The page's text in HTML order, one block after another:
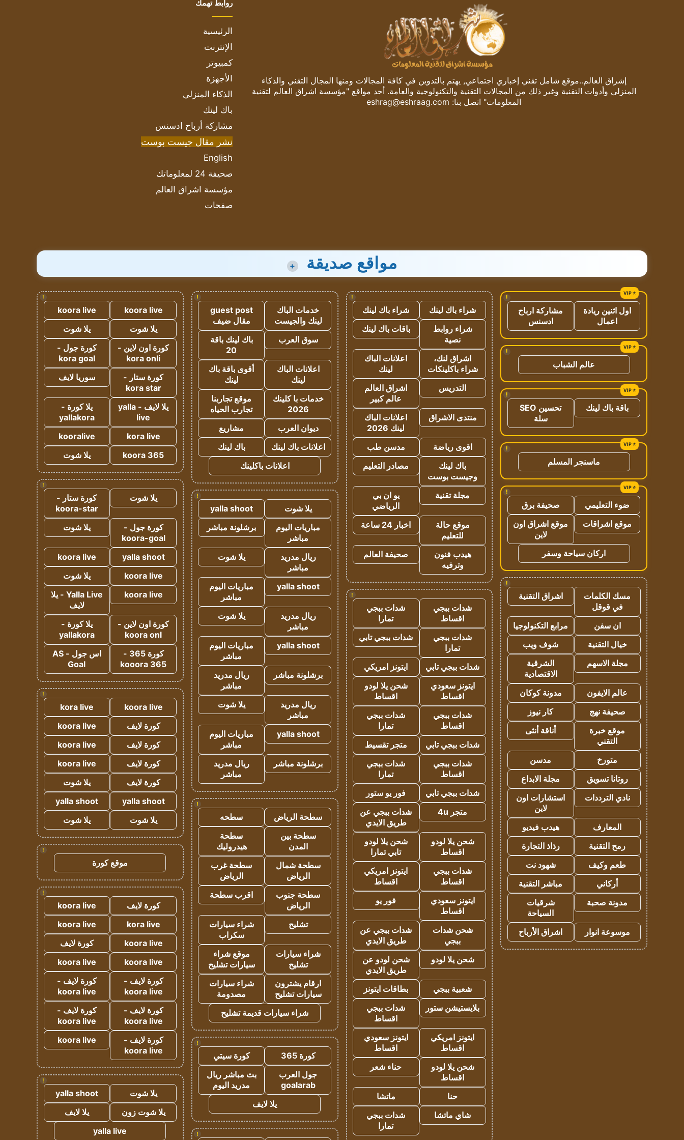
إشراق العالم..موقع شامل تقني إخباري اجتماعي, يهتم بالتدوين في كافة المجالات ومنها المجال التقني والذكاء
المنزلي وأدوات التقنية وغير ذلك من المجالات التقنية والتكنولوجية والعامة. أحد مواقع "مؤسسة اشراق العالم لتقنية
المعلومات" اتصل بنا: eshrag@eshraag.com
روابط تهمك
الرئيسية
الإنترنت
كمبيوتر
الأجهزة
الذكاء المنزلي
باك لينك
مشاركة أرباح ادسنس
نشر مقال جيست بوست
English
صحيفة 24 لمعلوماتك
مؤسسة اشراق العالم
صفحات
مواقع صديقة +
!
اول اثنين ريادة
اعمال
مشاركة ارباح
ادسنس
!
عالم الشباب
!
باقة باك لينك
تحسين SEO
سلة
!
ماسنجر المسلم
!
ضوء التعليمي
صحيفة برق
موقع اشراقات
موقع اشراق اون
لاين
اركان سياحة وسفر
!
مسك الكلمات
في قوقل
اشراق التقنية
ان سفن
مرابع التكنولوجيا
خيال التقنية
شوف ويب
مجلة الاسهم
الشرقية
الاقتصادية
عالم الايفون
مدونة كوكان
صحيفة نهج
كار نيوز
موقع خبرة
التقني
أناقة أنثى
متورخ
مدسن
روتانا تسويق
مجلة الابداع
نادي الترددات
استشارات اون
لاين
المعارف
هيدب فيديو
رمح التقنية
رذاذ التجارة
طعم وكيف
شهود نت
أركاني
مباشر التقنية
مدونة صحبة
شرقيات
السياحة
موسوعة انوار
اشراق الأرباح
!
شراء باك لينك
شراء باك لينك
شراء روابط
نصية
باقات باك لينك
اشراق لنك،
شراء باكلينكات
اعلانات الباك
لينك
التدريس
اشراق العالم
عالم كبير
منتدى الاشراق
اعلانات الباك
لينك 2026
اقوى رياضة
مدسن طب
باك لينك
وجيست بوست
مصادر التعليم
مجلة تقنية
يو ان بي
الرياضي
موقع حالة
للتعليم
اخبار 24 ساعة
هيدب فنون
وترفيه
صحيفة العالم
!
شدات ببجي
اقساط
شدات ببجي
تمارا
شدات ببجي
تمارا
شدات ببجي تابي
شدات ببجي تابي
ايتونز امريكي
ايتونز سعودي
اقساط
شحن يلا لودو
اقساط
شدات ببجي
اقساط
شدات ببجي
تمارا
شدات ببجي تابي
متجر تقسيط
شدات ببجي
اقساط
شدات ببجي
تمارا
شدات ببجي تابي
فور يو ستور
متجر 4u
شدات ببجي عن
طريق الايدي
شحن يلا لودو
اقساط
شحن يلا لودو
تابي تمارا
شدات ببجي
اقساط
ايتونز امريكي
اقساط
ايتونز سعودي
اقساط
فور يو
شحن شدات
ببجي
شدات ببجي عن
طريق الايدي
شحن يلا لودو
شحن لودو عن
طريق الايدي
شعبية ببجي
بطاقات ايتونز
بلايستيشن ستور
شدات ببجي
اقساط
ايتونز امريكي
اقساط
ايتونز سعودي
اقساط
شحن يلا لودو
اقساط
حناء شعر
حنا
ماتشا
شاي ماتشا
شدات ببجي
تمارا
!
خدمات الباك
لينك والجيست
guest post
مقال ضيف
سوق العرب
باك لينك باقة
20
اعلانات الباك
لينك
أقوى باقة باك
لينك
خدمات با كلينك
2026
موقع تجاربنا
تجارب الحياه
ديوان العرب
مشاريع
اعلانات باك لينك
باك لينك
اعلانات باكلينك
!
يلا شوت
yalla shoot
مباريات اليوم
مباشر
برشلونة مباشر
ريال مدريد
مباشر
يلا شوت
yalla shoot
مباريات اليوم
مباشر
ريال مدريد
مباشر
يلا شوت
yalla shoot
مباريات اليوم
مباشر
برشلونة مباشر
ريال مدريد
مباشر
ريال مدريد
مباشر
يلا شوت
yalla shoot
مباريات اليوم
مباشر
برشلونة مباشر
ريال مدريد
مباشر
!
سطحة الرياض
سطحه
سطحة بين
المدن
سطحة
هيدروليك
سطحة شمال
الرياض
سطحة غرب
الرياض
سطحة جنوب
الرياض
اقرب سطحة
تشليح
شراء سيارات
سكراب
شراء سيارات
تشليح
موقع شراء
سيارات تشليح
ارقام يشترون
سيارات تشليح
شراء سيارات
مصدومة
شراء سيارات قديمة تشليح
!
كورة 365
كورة سيتي
جول العرب
goalarab
بث مباشر ريال
مدريد اليوم
يلا لايف
!
!
koora live
koora live
يلا شوت
يلا شوت
كورة اون لاين -
kora onli
كورة جول -
kora goal
كورة ستار -
kora star
سوريا لايف
يلا لايف - yalla
live
يلا كورة -
yallakora
kora live
kooralive
koora 365
يلا شوت
!
يلا شوت
كورة ستار -
koora-star
كورة جول -
koora-goal
يلا شوت
yalla shoot
koora live
koora live
يلا شوت
koora live
Yalla Live - يلا
لايف
كورة اون لاين -
koora onl
يلا كورة -
yallakora
كورة 365 -
kooora 365
اس جول - AS
Goal
!
koora live
kora live
كورة لايف
koora live
كورة لايف
koora live
كورة لايف
koora live
كورة لايف
يلا شوت
yalla shoot
yalla shoot
يلا شوت
يلا شوت
!
موقع كورة
!
كورة لايف
koora live
kora live
koora live
koora live
كورة لايف
koora live
koora live
كورة لايف -
koora live
كورة لايف -
koora live
كورة لايف -
koora live
كورة لايف -
koora live
كورة لايف -
koora live
koora live
!
يلا شوت
yalla shoot
يلا شوت زون
يلا لايف
yalla live